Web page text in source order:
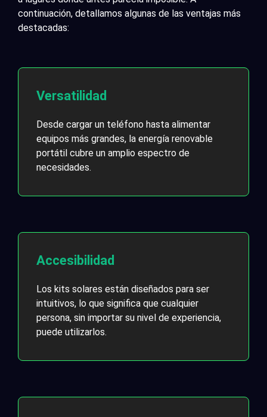
continuación, detallamos algunas de las ventajas más
destacadas:
Versatilidad
Desde cargar un teléfono hasta alimentar
equipos más grandes, la energía renovable
portátil cubre un amplio espectro de
necesidades.
Accesibilidad
Los kits solares están diseñados para ser
intuitivos, lo que significa que cualquier
persona, sin importar su nivel de experiencia,
puede utilizarlos.